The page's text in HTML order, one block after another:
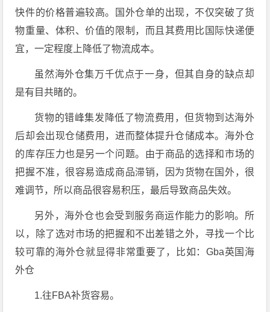
快件的价格普遍较高。国外仓单的出现，不仅突破了货
物重量、体积、价值的限制，而且其费用比国际快递便
宜，一定程度上降低了物流成本。
虽然海外仓集万千优点于一身，但其自身的缺点却
是有目共睹的。
货物的错峰集发降低了物流费用，但货物到达海外
后却会出现仓储费用，进而整体提升仓储成本。海外仓
的库存压力也是另一个问题。由于商品的选择和市场的
把握不准，很容易造成商品滞销，因为货物在国外，很
难调节，所以商品很容易积压，最后导致商品失效。
另外，海外仓也会受到服务商运作能力的影响。所
以，除了选对市场的把握和不出差错之外，寻找一个比
较可靠的海外仓就显得非常重要了，比如：Gba英国海
外仓
1.往FBA补货容易。